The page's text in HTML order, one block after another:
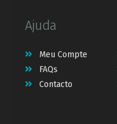
Ajuda
Meu Compte
FAQs
Contacto